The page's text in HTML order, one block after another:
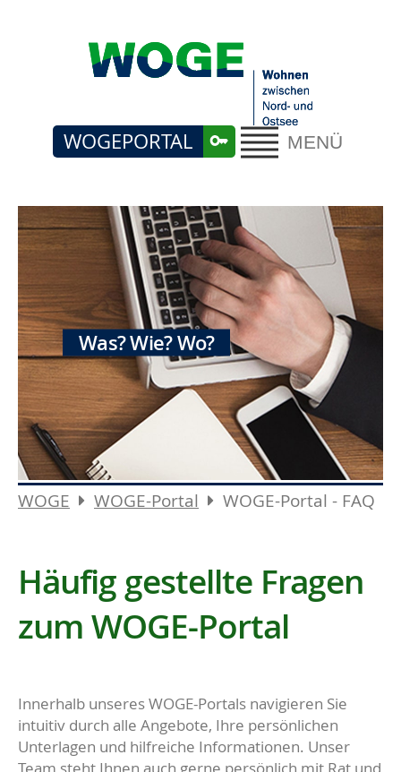
MENÜ
WOGEPORTAL
Was? Wie? Wo?
WOGE WOGE-Portal WOGE-Portal - FAQ
Häufig gestellte Fragen
zum WOGE-Portal
Innerhalb unseres WOGE-Portals navigieren Sie
intuitiv durch alle Angebote, Ihre persönlichen
Unterlagen und hilfreiche Informationen. Unser
Team steht Ihnen auch gerne persönlich mit Rat und